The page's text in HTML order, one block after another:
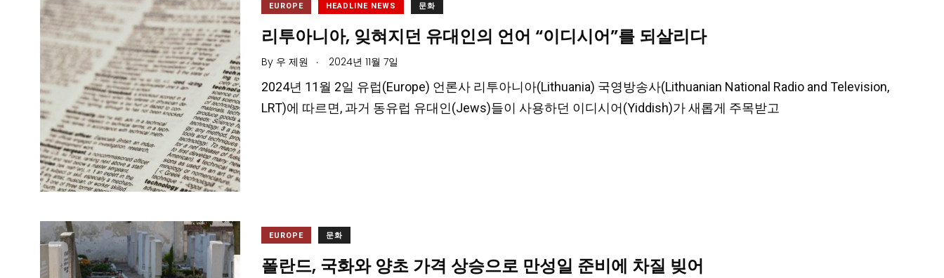
EUROPE HEADLINE NEWS 문화
리투아니아, 잊혀지던 유대인의 언어 “이디시어”를 되살리다
By 우 제원 . 2024년 11월 7일
2024년 11월 2일 유럽(Europe) 언론사 리투아니아(Lithuania) 국영방송사(Lithuanian National Radio and Television,
LRT)에 따르면, 과거 동유럽 유대인(Jews)들이 사용하던 이디시어(Yiddish)가 새롭게 주목받고
EUROPE 문화
폴란드, 국화와 양초 가격 상승으로 만성일 준비에 차질 빚어